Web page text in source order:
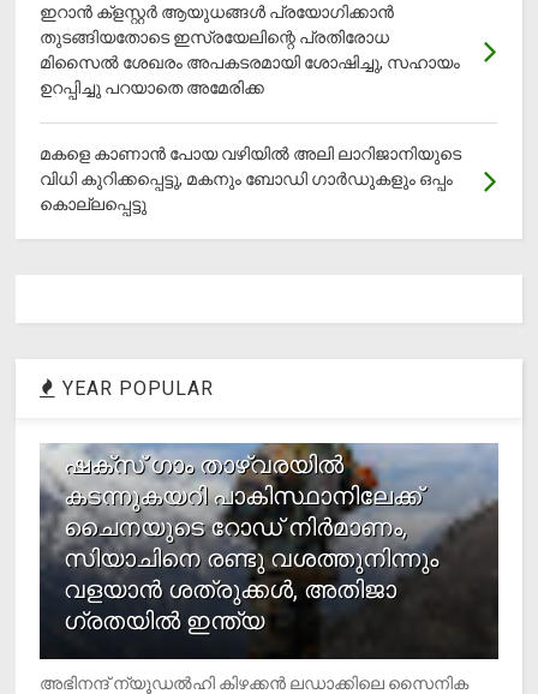
ഇറാന്‍ ക്‌ളസ്റ്റര്‍ ആയുധങ്ങള്‍ പ്രയോഗിക്കാന്‍
തുടങ്ങിയതോടെ ഇസ്രയേലിന്റെ പ്രതിരോധ
മിസൈല്‍ ശേഖരം അപകടരമായി ശോഷിച്ചു, സഹായം
ഉറപ്പിച്ചു പറയാതെ അമേരിക്ക
മകളെ കാണാന്‍ പോയ വഴിയില്‍ അലി ലാറിജാനിയുടെ
വിധി കുറിക്കപ്പെട്ടു, മകനും ബോഡി ഗാര്‍ഡുകളും ഒപ്പം
കൊല്ലപ്പെട്ടു
YEAR POPULAR
ഷക്സ് ​ഗാം താഴ്‌വരയിൽ
കടന്നുകയറി പാകിസ്ഥാനിലേക്ക്
ചൈനയുടെ റോഡ് നിർമാണം,
സിയാചിനെ രണ്ടു വശത്തുനിന്നും
വളയാൻ ശത്രുക്കൾ, അതിജാ​
ഗ്രതയിൽ ഇന്ത്യ
അഭിനന്ദ് ന്യൂഡൽഹി കിഴക്കൻ ലഡാക്കിലെ സൈനിക